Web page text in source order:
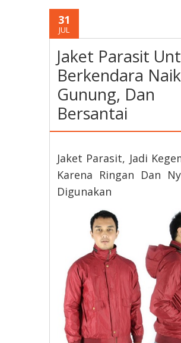
31
JUL
Jaket Parasit
Berkendara Naik
Gunung, Dan
Bersantai
Jaket Parasit, Jadi
Karena Ringan Dan
Digunakan